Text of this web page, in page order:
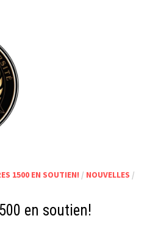
1500 EN SOUTIEN! / NOUVELLES /
en soutien!